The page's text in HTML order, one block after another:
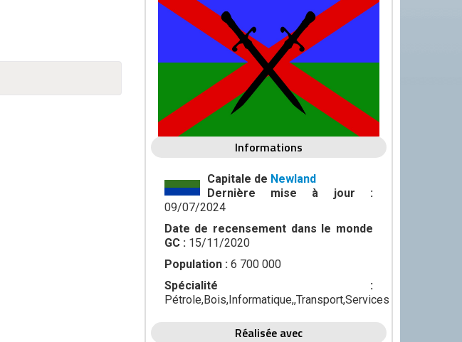
Informations
Capitale de Newland
Dernière mise à jour :
09/07/2024
Date de recensement dans le monde
GC : 15/11/2020
Population : 6 700 000
Spécialité :
Pétrole,Bois,Informatique,,Transport,Services
Réalisée avec